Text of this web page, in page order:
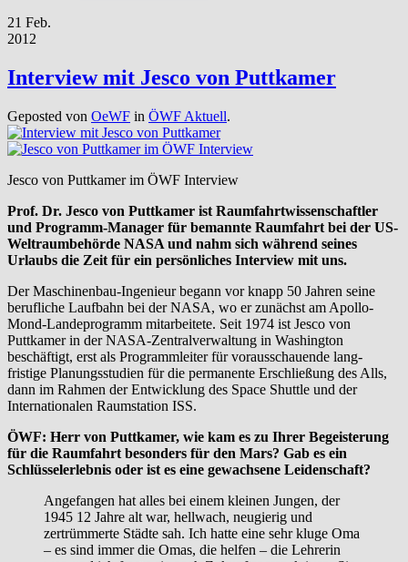
21 Feb.
2012
Interview mit Jesco von Puttkamer
Geposted von OeWF in ÖWF Aktuell.
Jesco von Puttkamer im ÖWF Interview
Prof. Dr. Jesco von Puttkamer ist Raumfahrtwissenschaftler
und Programm-Manager für bemannte Raumfahrt bei der US-
Weltraumbehörde NASA und nahm sich während seines
Urlaubs die Zeit für ein persönliches Interview mit uns.
Der Maschinenbau-Ingenieur begann vor knapp 50 Jahren seine
berufliche Laufbahn bei der NASA, wo er zunächst am Apollo-
Mond-Landeprogramm mitarbeitete. Seit 1974 ist Jesco von
Puttkamer in der NASA-Zentralverwaltung in Washington
beschäftigt, erst als Programmleiter für vorausschauende lang-
fristige Planungsstudien für die permanente Erschließung des Alls,
dann im Rahmen der Entwicklung des Space Shuttle und der
Internationalen Raumstation ISS.
ÖWF: Herr von Puttkamer, wie kam es zu Ihrer Begeisterung
für die Raumfahrt besonders für den Mars? Gab es ein
Schlüsselerlebnis oder ist es eine gewachsene Leidenschaft?
Angefangen hat alles bei einem kleinen Jungen, der
1945 12 Jahre alt war, hellwach, neugierig und
zertrümmerte Städte sah. Ich hatte eine sehr kluge Oma
– es sind immer die Omas, die helfen – die Lehrerin